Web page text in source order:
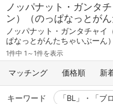
ノッパナット・ガンタ
ン）（のっぱなっとがん
ノッパナット・ガンタチャイ
ぱなっとがんたちゃいぶーん
1件中 1～1件を表示
マッチング 価格順 新
キーワード 「BL」・「ブ